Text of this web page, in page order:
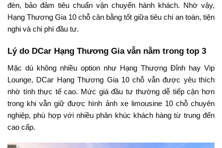
đèn, bảo đảm tiêu chuẩn vận chuyển hành khách. Nhờ vậy,
Hạng Thương Gia 10 chỗ cân bằng tốt giữa tiêu chí an toàn, tiện
nghi và chi phí đầu tư.
Lý do DCar Hạng Thương Gia vẫn nằm trong top 3
Mặc dù không nhiều option như Hạng Thượng Đỉnh hay Vip
Lounge, DCar Hạng Thương Gia 10 chỗ vẫn được yêu thích
nhờ tính thực tế cao. Mức giá đầu tư thường dễ tiếp cận hơn
trong khi vẫn giữ được hình ảnh xe limousine 10 chỗ chuyên
nghiệp, phù hợp với nhiều phân khúc khách hàng từ trung đến
cao cấp.